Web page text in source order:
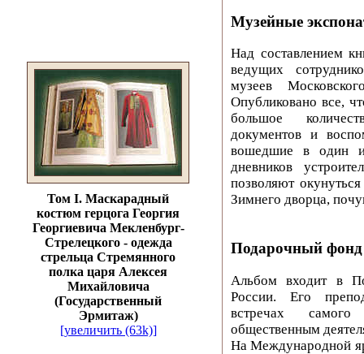
Том I. Маскарадный
костюм герцога Георгия
Георгиевича Мекленбург-
Стрелецкого - одежда
стрельца Стремянного
полка царя Алексея
Михайловича
(Государственный
Эрмитаж)
[увеличить (63k)]
Музейные
Над составлением
ведущих
музеев
Опубликовано все,
большое
документов и
вошедшие в один
дневников
позволяют
Зимнего дворца,
Подарочный фонд
Альбом входит в
России. Его
встречах
общественным
На Международной